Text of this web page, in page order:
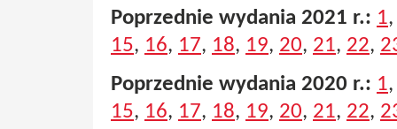
Poprzednie wydania 2021 r.: 1
15, 16, 17, 18, 19, 20, 21, 22,
Poprzednie wydania 2020 r.: 1
15, 16, 17, 18, 19, 20, 21, 22,